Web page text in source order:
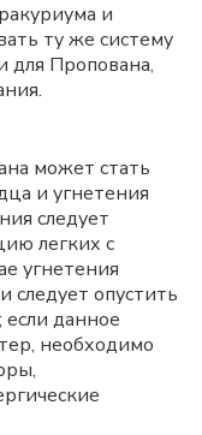
и
ту же систему
для Пропована,
может стать
и угнетения
следует
легких с
угнетения
следует опустить
если данное
необходимо